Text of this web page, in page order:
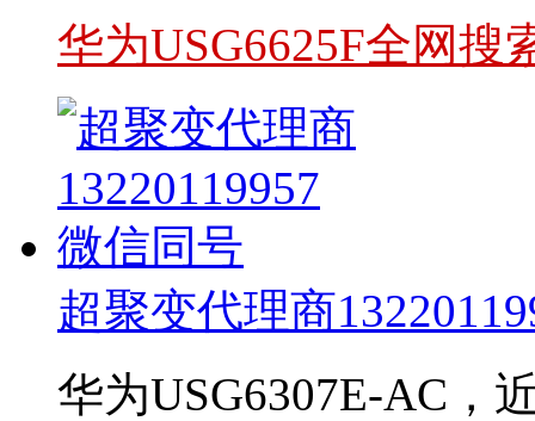
华为USG6625F全网搜
超聚变代理商
华为USG6307E-AC，